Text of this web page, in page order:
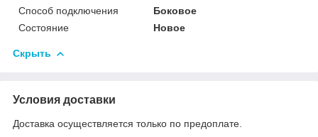
Способ подключения
Боковое
Состояние
Новое
Скрыть
Условия доставки
Доставка осуществляется только по предоплате.